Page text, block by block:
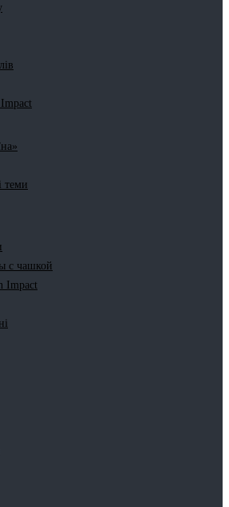
теми
с чашкой
Impact